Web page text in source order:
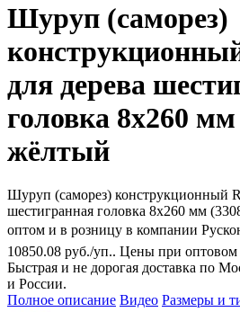
Шуруп (саморез)
для дерева
головка 8х260
жёлтый
Шуруп (саморез) конструкционный
шестигранная головка 8х260 мм
оптом и в розницу в компании
10850.08 руб./уп.. Цены при оптовом
Быстрая и не дорогая доставка по
и России.
Полное описание Видео Размеры и